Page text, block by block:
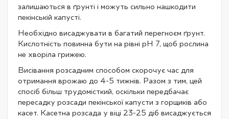
залишаються в ґрунті і можуть сильно нашкодити
пекінській капусті.
Необхідно висаджувати в багатий перегноєм ґрунт.
Кислотність повинна бути на рівні рН 7, щоб рослина
не хворіла грижею.
Висівання розсадним способом скорочує час для
отримання врожаю до 4-5 тижнів. Разом з тим, цей
спосіб більш трудомісткий, оскільки передбачає
пересадку розсади пекінської капусти з горщиків або
касет. Касетна розсада у віці 23-25 ​​діб висаджується